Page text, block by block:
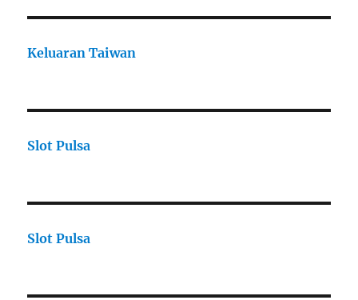
Keluaran Taiwan
Slot Pulsa
Slot Pulsa